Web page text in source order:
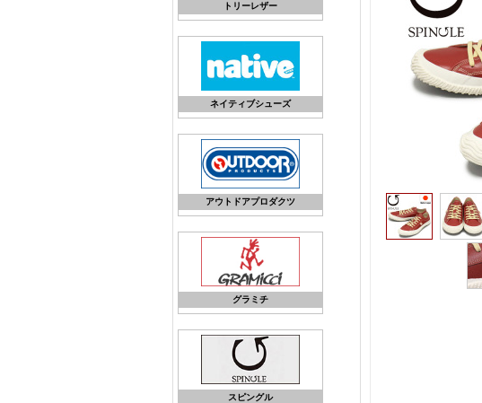
トリーレザー
ネイティブシューズ
アウトドアプロダクツ
グラミチ
スピングル